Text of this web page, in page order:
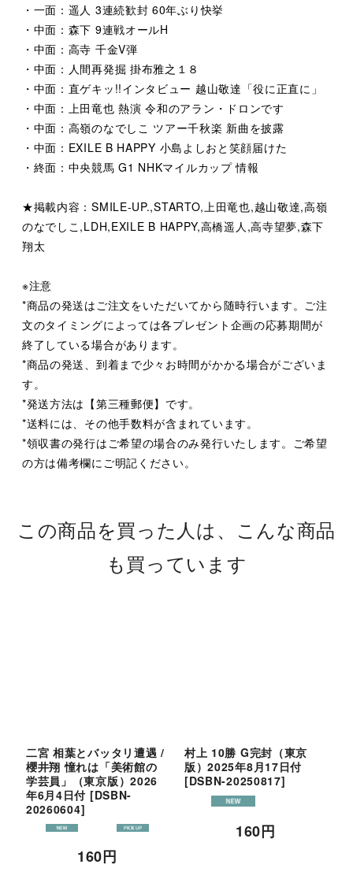
・一面：遥人 3連続歓封 60年ぶり快挙
・中面：森下 9連戦オールH
・中面：高寺 千金V弾
・中面：人間再発掘 掛布雅之１８
・中面：直ゲキッ!!インタビュー 越山敬達「役に正直に」
・中面：上田竜也 熱演 令和のアラン・ドロンです
・中面：高嶺のなでしこ ツアー千秋楽 新曲を披露
・中面：EXILE B HAPPY 小島よしおと笑顔届けた
・終面：中央競馬 G1 NHKマイルカップ 情報
★掲載内容：SMILE-UP.,STARTO,上田竜也,越山敬達,高嶺
のなでしこ,LDH,EXILE B HAPPY,高橋遥人,高寺望夢,森下
翔太
※注意
*商品の発送はご注文をいただいてから随時行います。ご注
文のタイミングによっては各プレゼント企画の応募期間が
終了している場合があります。
*商品の発送、到着まで少々お時間がかかる場合がございま
す。
*発送方法は【第三種郵便】です。
*送料には、その他手数料が含まれています。
*領収書の発行はご希望の場合のみ発行いたします。ご希望
の方は備考欄にご明記ください。
この商品を買った人は、こんな商品
も買っています
二宮 相葉とバッタリ遭遇 /
櫻井翔 憧れは「美術館の
学芸員」（東京版）2026
年6月4日付 [DSBN-
20260604]
160円
村上 10勝 G完封（東京
版）2025年8月17日付
[DSBN-20250817]
160円